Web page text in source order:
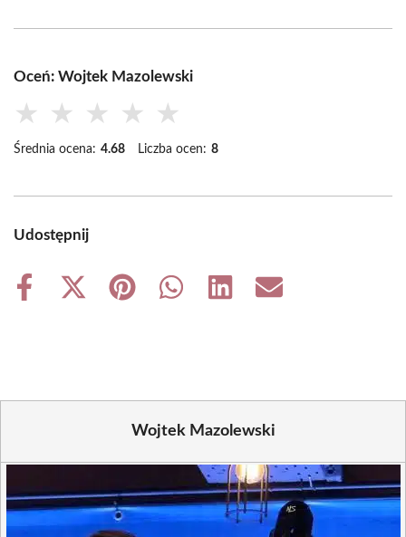
Oceń: Wojtek Mazolewski
★ ★ ★ ★ ★
Średnia ocena: 4.68 Liczba ocen: 8
Udostępnij
Share
Share
Share
Share
Share
Share
Wojtek Mazolewski